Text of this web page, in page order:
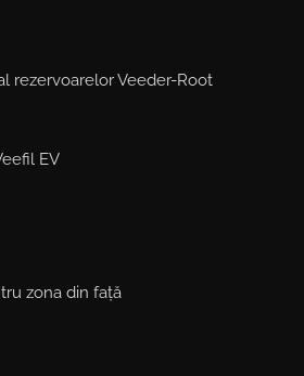
rezervoarelor Veeder-Root
EV
zona din față